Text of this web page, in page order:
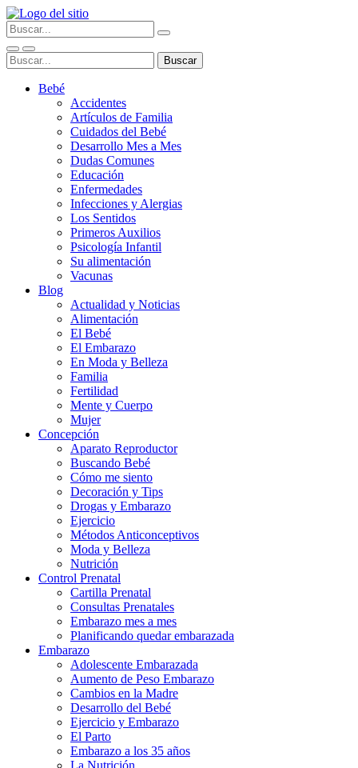
Bebé
Accidentes
Artículos de Familia
Cuidados del Bebé
Desarrollo Mes a Mes
Dudas Comunes
Educación
Enfermedades
Infecciones y Alergias
Los Sentidos
Primeros Auxilios
Psicología Infantil
Su alimentación
Vacunas
Blog
Actualidad y Noticias
Alimentación
El Bebé
El Embarazo
En Moda y Belleza
Familia
Fertilidad
Mente y Cuerpo
Mujer
Concepción
Aparato Reproductor
Buscando Bebé
Cómo me siento
Decoración y Tips
Drogas y Embarazo
Ejercicio
Métodos Anticonceptivos
Moda y Belleza
Nutrición
Control Prenatal
Cartilla Prenatal
Consultas Prenatales
Embarazo mes a mes
Planificando quedar embarazada
Embarazo
Adolescente Embarazada
Aumento de Peso Embarazo
Cambios en la Madre
Desarrollo del Bebé
Ejercicio y Embarazo
El Parto
Embarazo a los 35 años
La Nutrición